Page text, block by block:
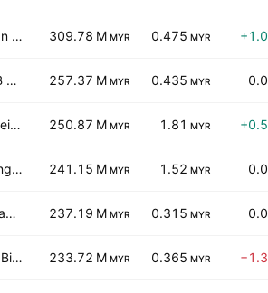
Tan Chong Motor Holdings Bhd. 309.78 M MYR 0.475 MYR
MGB Bhd 257.37 M MYR 0.435 MYR
Tomei Consolidated Bhd. 250.87 M MYR 1.81 MYR
Yoong Onn Corp. Bhd. 241.15 M MYR 1.52 MYR
Gagasan Nadi Cergas Bhd. 237.19 M MYR 0.315 MYR
Inta Bina Group Bhd. 233.72 M MYR 0.365 MYR